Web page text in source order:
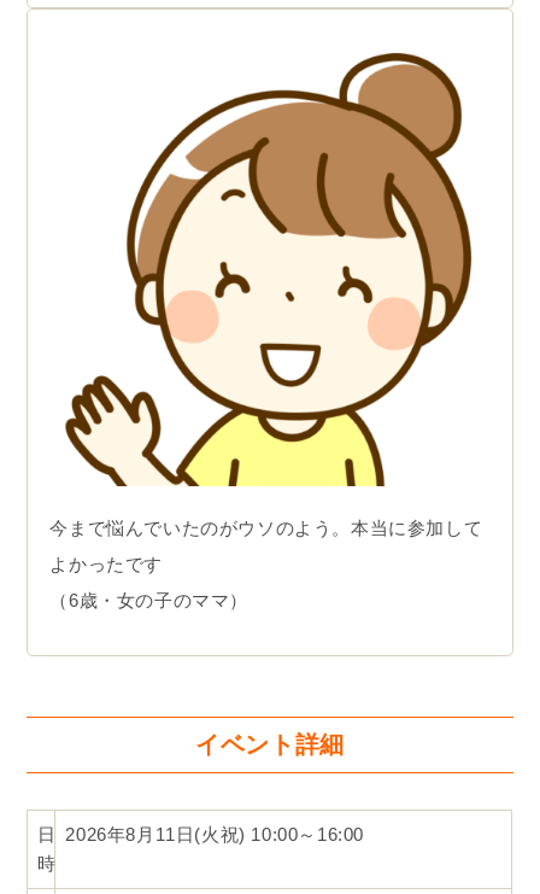
今まで悩んでいたのがウソのよう。本当に参加して
よかったです
（6歳・女の子のママ）
イベント詳細
日
時
2026年8月11日(火祝) 10:00～16:00